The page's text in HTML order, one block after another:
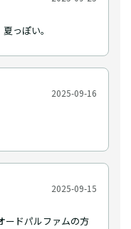
っぽい。
2025-09-16
2025-09-15
ードパルファムの方